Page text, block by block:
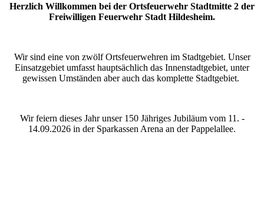
Herzlich Willkommen bei der Ortsfeuerwehr Stadtmitte 2 der
Freiwilligen Feuerwehr Stadt Hildesheim.
Wir sind eine von zwölf Ortsfeuerwehren im Stadtgebiet. Unser
Einsatzgebiet umfasst hauptsächlich das Innenstadtgebiet, unter
gewissen Umständen aber auch das komplette Stadtgebiet.
Wir feiern dieses Jahr unser 150 Jähriges Jubiläum vom 11. -
14.09.2026 in der Sparkassen Arena an der Pappelallee.